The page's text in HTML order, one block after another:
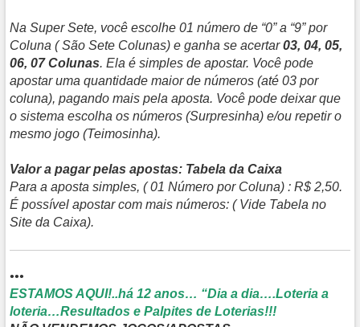
Na Super Sete, você escolhe 01 número de “0” a “9” por
Coluna ( São Sete Colunas) e ganha se acertar03, 04, 05,
06, 07 Colunas. Ela é simples de apostar. Você pode
apostar uma quantidade maior de números (até 03 por
coluna), pagando mais pela aposta. Você pode deixar que
o sistema escolha os números (Surpresinha) e/ou repetir o
mesmo jogo (Teimosinha).
Valor a pagar pelas apostas: Tabela da Caixa
Para a aposta simples, ( 01 Número por Coluna) : R$ 2,50.
É possível apostar com mais números: ( Vide Tabela no
Site da Caixa).
•••
ESTAMOS AQUI!..há 12 anos… “Dia a dia….Loteria a
loteria…Resultados e Palpites de Loterias!!!